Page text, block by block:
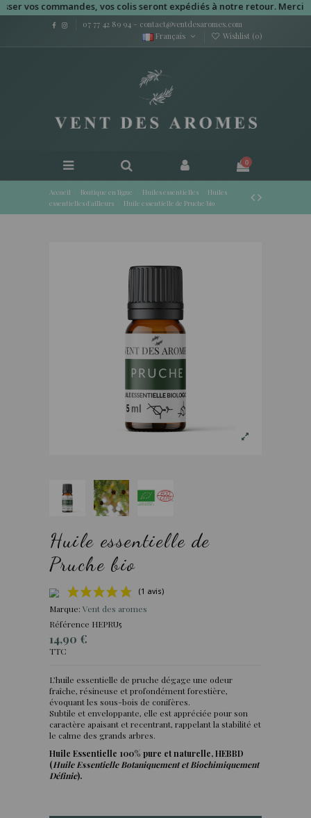
commandes, vos colis seront expédiés à notre retour. Merci
07 77 42 89 94 - contact@ventdesaromes.com
Français
Wishlist (0)
0
Accueil Boutique en ligne Huiles essentielles
Huiles
essentielles d'ailleurs
Huile essentielle de Pruche bio
Huile essentielle de
Pruche bio
(1 avis)
Marque: Vent des aromes
Référence HEPRU5
14,90 €
TTC
L’huile essentielle de pruche dégage une odeur
fraîche, résineuse et profondément forestière,
évoquant les sous-bois de conifères.
Subtile et enveloppante, elle est appréciée pour son
caractère apaisant et recentrant, rappelant la stabilité et
le calme des grands arbres.
Huile Essentielle 100% pure et naturelle, HEBBD
(Huile Essentielle Botaniquement et Biochimiquement
Définie).